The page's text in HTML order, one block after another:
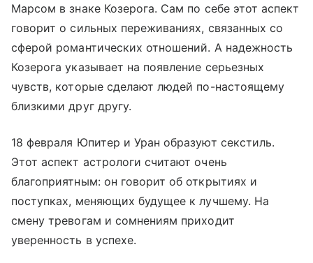
Марсом в знаке Козерога. Сам по себе этот аспект
говорит о сильных переживаниях, связанных со
сферой романтических отношений. А надежность
Козерога указывает на появление серьезных
чувств, которые сделают людей по-настоящему
близкими друг другу.
18 февраля Юпитер и Уран образуют секстиль.
Этот аспект астрологи считают очень
благоприятным: он говорит об открытиях и
поступках, меняющих будущее к лучшему. На
смену тревогам и сомнениям приходит
уверенность в успехе.